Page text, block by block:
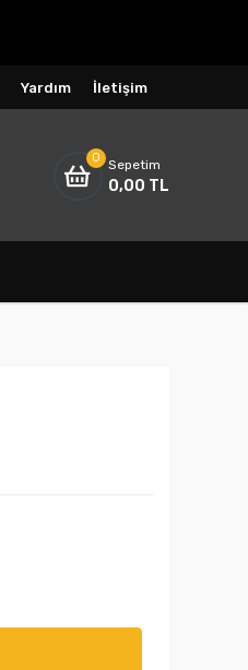
Yardım İletişim
0 Sepetim
0,00 TL